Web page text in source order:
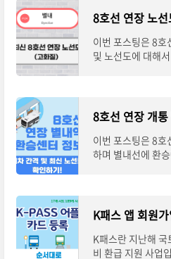
8호선 연장 노
이번 포스팅은 8호
및 노선도에 대해
이번 포스팅은 8호
하며 별내선에 환
K패스란 지난해
비 환급 지원 사업